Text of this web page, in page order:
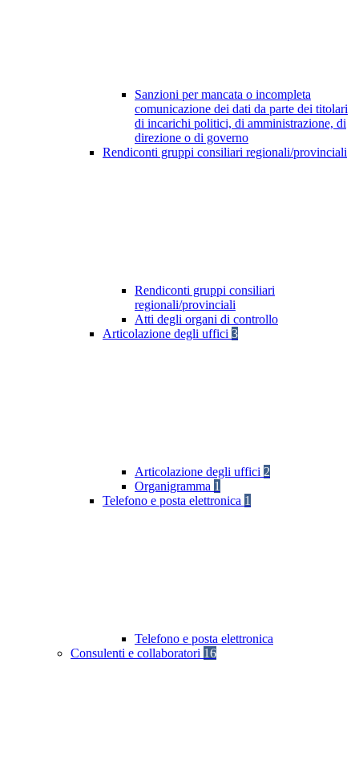
Sanzioni per mancata o incompleta
comunicazione dei dati da parte dei titolari
di incarichi politici, di amministrazione, di
direzione o di governo
Rendiconti gruppi consiliari regionali/provinciali
Rendiconti gruppi consiliari
regionali/provinciali
Atti degli organi di controllo
Articolazione degli uffici 3
Articolazione degli uffici 2
Organigramma 1
Telefono e posta elettronica 1
Telefono e posta elettronica
Consulenti e collaboratori 16